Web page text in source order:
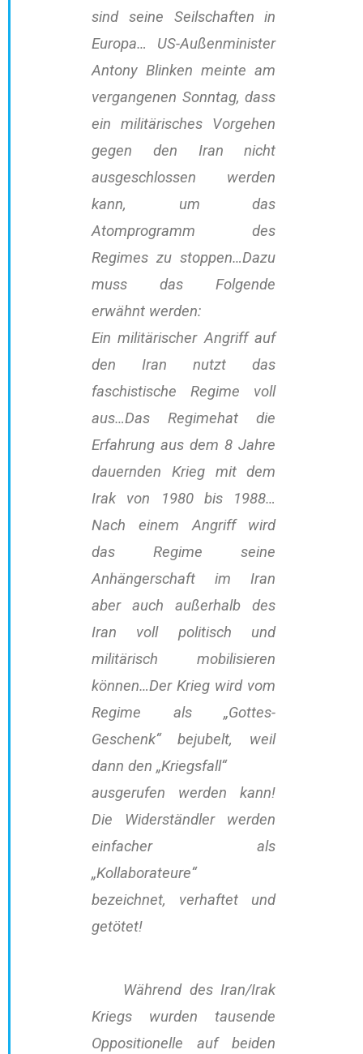
sind seine Seilschaften in
Europa… US-Außenminister
Antony Blinken meinte am
vergangenen Sonntag, dass
ein militärisches Vorgehen
gegen den Iran nicht
ausgeschlossen werden
kann, um das
Atomprogramm des
Regimes zu stoppen…Dazu
muss das Folgende
erwähnt werden:
Ein militärischer Angriff auf
den Iran nutzt das
faschistische Regime voll
aus…Das Regimehat die
Erfahrung aus dem 8 Jahre
dauernden Krieg mit dem
Irak von 1980 bis 1988…
Nach einem Angriff wird
das Regime seine
Anhängerschaft im Iran
aber auch außerhalb des
Iran voll politisch und
militärisch mobilisieren
können…Der Krieg wird vom
Regime als „Gottes-
Geschenk“ bejubelt, weil
dann den „Kriegsfall“
ausgerufen werden kann!
Die Widerständler werden
einfacher als
„Kollaborateure“
bezeichnet, verhaftet und
getötet!
Während des Iran/Irak
Kriegs wurden tausende
Oppositionelle auf beiden